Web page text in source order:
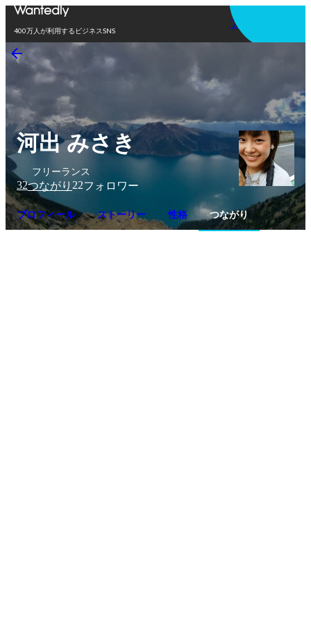
400万人が利用するビジネスSNS
アプリを使う
河出 みさき
フリーランス
32つながり 22フォロワー
プロフィール ストーリー 性格 つながり